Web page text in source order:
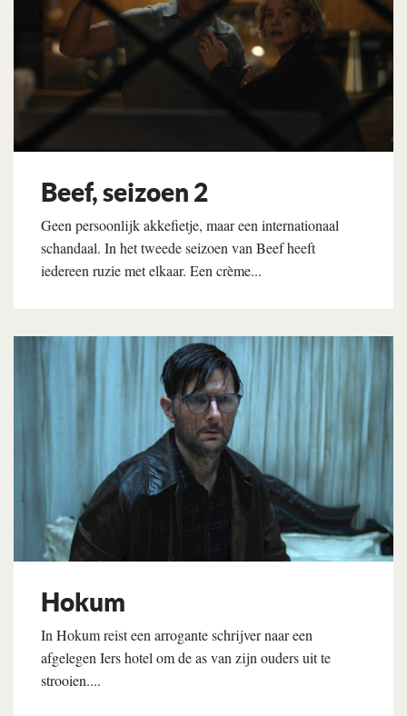
Beef, seizoen 2
Geen persoonlijk akkefietje, maar een internationaal
schandaal. In het tweede seizoen van Beef heeft
iedereen ruzie met elkaar. Een crème...
Lees verder
Hokum
In Hokum reist een arrogante schrijver naar een
afgelegen Iers hotel om de as van zijn ouders uit te
strooien....